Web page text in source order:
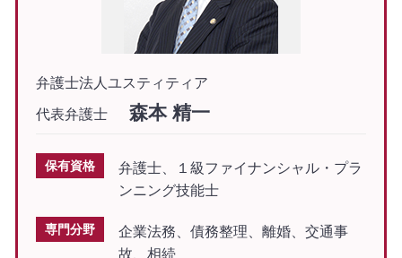
弁護士法人ユスティティア
代表弁護士
森本 精一
保有資格
弁護士、１級ファイナンシャル・プラ
ンニング技能士
専門分野
企業法務、債務整理、離婚、交通事
故、相続